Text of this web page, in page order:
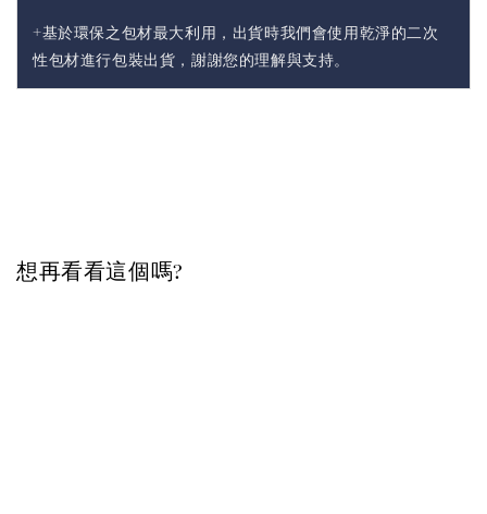
+基於環保之包材最大利用，出貨時我們會使用乾淨的二次
性包材進行包裝出貨，謝謝您的理解與支持。
想再看看這個嗎?